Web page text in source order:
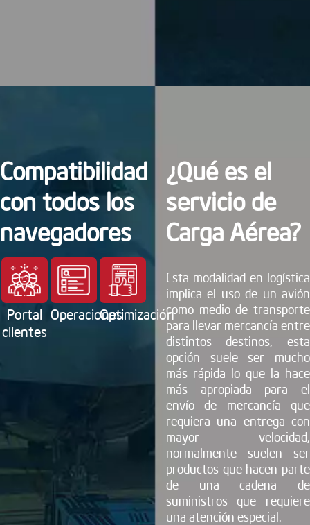
¿Qué es el
servicio de
Carga Aérea?
Esta modalidad en logística
implica el uso de un avión
como medio de transporte
para llevar mercancía entre
distintos destinos, esta
opción suele ser mucho
más rápida lo que la hace
más apropiada para el
envío de mercancía que
requiera una entrega con
mayor velocidad,
normalmente suelen ser
productos que hacen parte
de una cadena de
suministros que requiere
una atención especial.
Compatibilidad
con todos los
navegadores
Portal
clientes
OperacionesOptimización